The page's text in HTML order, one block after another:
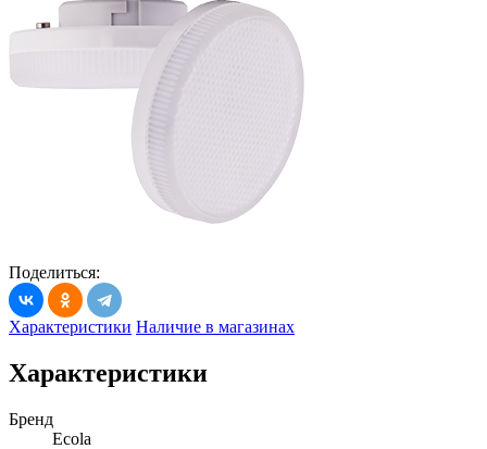
Поделиться:
Характеристики Наличие в магазинах
Характеристики
Бренд
Ecola